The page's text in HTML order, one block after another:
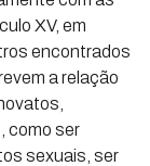
XV, em
encontrados
a relação
como ser
sexuais, ser